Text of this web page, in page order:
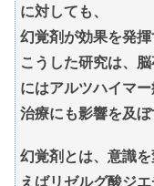
に対しても、
幻覚剤が効果を発揮
こうした研究は、
にはアルツハイマ
治療にも影響を及ぼ
幻覚剤とは、意識
えばリゼルグ酸ジ